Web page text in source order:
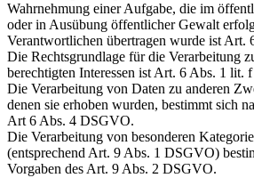
Wahrnehmung einer Aufgabe, die im
oder in Ausübung öffentlicher Gewalt
Verantwortlichen übertragen wurde ist
Die Rechtsgrundlage für die Verarbeitung
berechtigten Interessen ist Art. 6 Abs. 1 lit.
Die Verarbeitung von Daten zu anderen
denen sie erhoben wurden, bestimmt sich
Art 6 Abs. 4 DSGVO.
Die Verarbeitung von besonderen
(entsprechend Art. 9 Abs. 1 DSGVO)
Vorgaben des Art. 9 Abs. 2 DSGVO.